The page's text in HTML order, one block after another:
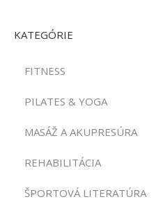
KATEGÓRIE
FITNESS
PILATES & YOGA
MASÁŽ A AKUPRESÚRA
REHABILITÁCIA
ŠPORTOVÁ LITERATÚRA